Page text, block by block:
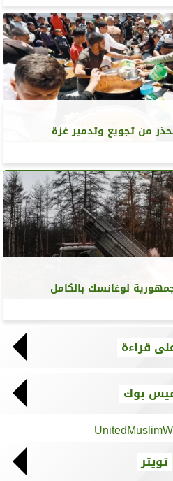
من تجويع وتدمير غزة
لوغانسك بالكامل
قراءة
بوك
تويتر